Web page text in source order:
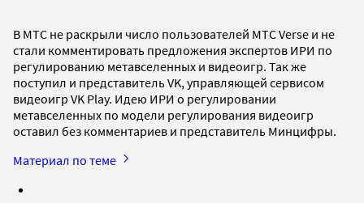
В МТС не раскрыли число пользователей МТС Verse и не
стали комментировать предложения экспертов ИРИ по
регулированию метавселенных и видеоигр. Так же
поступил и представитель VK, управляющей сервисом
видеоигр VK Play. Идею ИРИ о регулировании
метавселенных по модели регулирования видеоигр
оставил без комментариев и представитель Минцифры.
Материал по теме